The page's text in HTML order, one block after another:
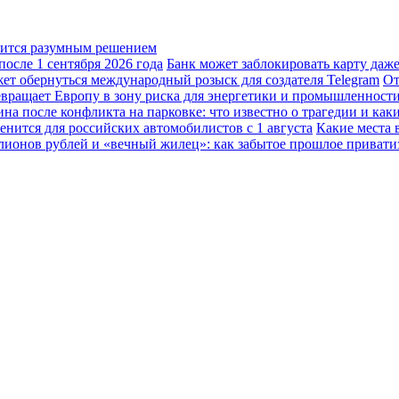
разумным решением
1 сентября 2026 года Банк может заблокировать карту
обернуться международный розыск для создателя Telegram
Европу в зону риска для энергетики и
после конфликта на парковке: что известно о трагедии и
для российских автомобилистов с 1 августа Какие места
рублей и «вечный жилец»: как забытое прошлое